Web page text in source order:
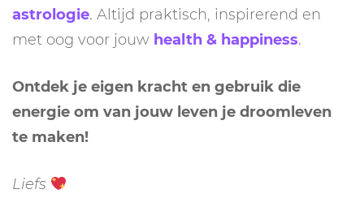
astrologie. Altijd praktisch, inspirerend en
met oog voor jouw health & happiness.
Ontdek je eigen kracht en gebruik die
energie om van jouw leven je droomleven
te maken!
Liefs